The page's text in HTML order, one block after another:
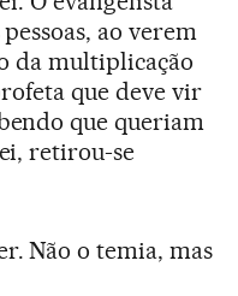
ao verem
da multiplicação
que deve vir
que queriam
retirou-se
Não o temia, mas